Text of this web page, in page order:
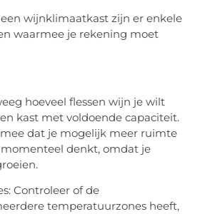
wijnklimaatkast zijn er enkele
waarmee je rekening moet
hoeveel flessen wijn je wilt
kast met voldoende capaciteit.
dat je mogelijk meer ruimte
denkt, omdat je
Controleer of de
temperatuurzones heeft,